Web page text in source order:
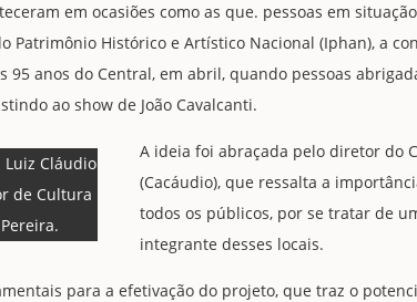
em ocasiões como as que. pessoas em
Patrimônio Histórico e Artístico Nacional (Iphan), a
95 anos do Central, em abril, quando pessoas
ao show de João Cavalcanti.
Cláudio
de Cultura
A ideia foi abraçada pelo diretor do
(Cacáudio), que ressalta a
todos os públicos, por se tratar de
integrante desses locais.
para a efetivação do projeto, que traz o